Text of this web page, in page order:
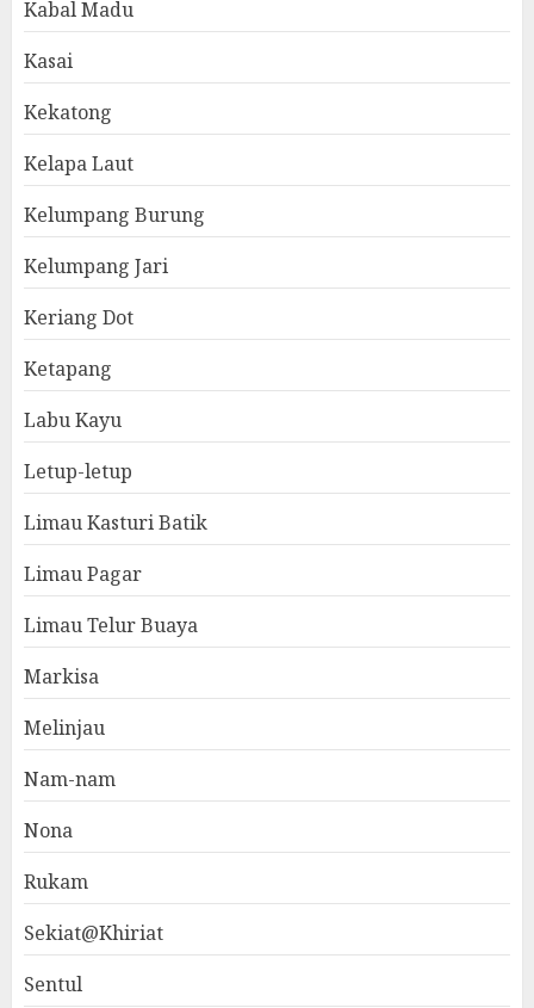
Kabal Madu
Kasai
Kekatong
Kelapa Laut
Kelumpang Burung
Kelumpang Jari
Keriang Dot
Ketapang
Labu Kayu
Letup-letup
Limau Kasturi Batik
Limau Pagar
Limau Telur Buaya
Markisa
Melinjau
Nam-nam
Nona
Rukam
Sekiat@Khiriat
Sentul